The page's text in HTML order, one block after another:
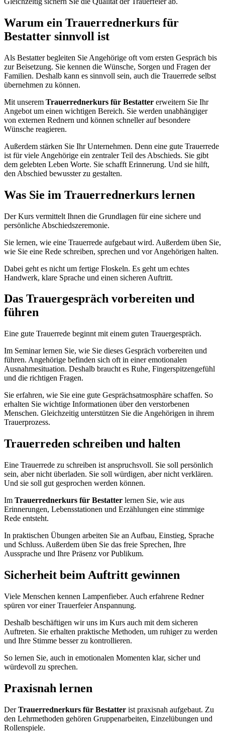
Warum ein Trauerrednerkurs für
Bestatter sinnvoll ist
Als Bestatter begleiten Sie Angehörige oft vom ersten Gespräch bis
zur Beisetzung. Sie kennen die Wünsche, Sorgen und Fragen der
Familien. Deshalb kann es sinnvoll sein, auch die Trauerrede selbst
übernehmen zu können.
Mit unserem Trauerrednerkurs für Bestatter erweitern Sie Ihr
Angebot um einen wichtigen Bereich. Sie werden unabhängiger
von externen Rednern und können schneller auf besondere
Wünsche reagieren.
Außerdem stärken Sie Ihr Unternehmen. Denn eine gute Trauerrede
ist für viele Angehörige ein zentraler Teil des Abschieds. Sie gibt
dem gelebten Leben Worte. Sie schafft Erinnerung. Und sie hilft,
den Abschied bewusster zu gestalten.
Was Sie im Trauerrednerkurs lernen
Der Kurs vermittelt Ihnen die Grundlagen für eine sichere und
persönliche Abschiedszeremonie.
Sie lernen, wie eine Trauerrede aufgebaut wird. Außerdem üben Sie,
wie Sie eine Rede schreiben, sprechen und vor Angehörigen halten.
Dabei geht es nicht um fertige Floskeln. Es geht um echtes
Handwerk, klare Sprache und einen sicheren Auftritt.
Das Trauergespräch vorbereiten und
führen
Eine gute Trauerrede beginnt mit einem guten Trauergespräch.
Im Seminar lernen Sie, wie Sie dieses Gespräch vorbereiten und
führen. Angehörige befinden sich oft in einer emotionalen
Ausnahmesituation. Deshalb braucht es Ruhe, Fingerspitzengefühl
und die richtigen Fragen.
Sie erfahren, wie Sie eine gute Gesprächsatmosphäre schaffen. So
erhalten Sie wichtige Informationen über den verstorbenen
Menschen. Gleichzeitig unterstützen Sie die Angehörigen in ihrem
Trauerprozess.
Trauerreden schreiben und halten
Eine Trauerrede zu schreiben ist anspruchsvoll. Sie soll persönlich
sein, aber nicht überladen. Sie soll würdigen, aber nicht verklären.
Und sie soll gut gesprochen werden können.
Im Trauerrednerkurs für Bestatter lernen Sie, wie aus
Erinnerungen, Lebensstationen und Erzählungen eine stimmige
Rede entsteht.
In praktischen Übungen arbeiten Sie an Aufbau, Einstieg, Sprache
und Schluss. Außerdem üben Sie das freie Sprechen, Ihre
Aussprache und Ihre Präsenz vor Publikum.
Sicherheit beim Auftritt gewinnen
Viele Menschen kennen Lampenfieber. Auch erfahrene Redner
spüren vor einer Trauerfeier Anspannung.
Deshalb beschäftigen wir uns im Kurs auch mit dem sicheren
Auftreten. Sie erhalten praktische Methoden, um ruhiger zu werden
und Ihre Stimme besser zu kontrollieren.
So lernen Sie, auch in emotionalen Momenten klar, sicher und
würdevoll zu sprechen.
Praxisnah lernen
DerTrauerrednerkurs für Bestatter ist praxisnah aufgebaut. Zu
den Lehrmethoden gehören Gruppenarbeiten, Einzelübungen und
Rollenspiele.